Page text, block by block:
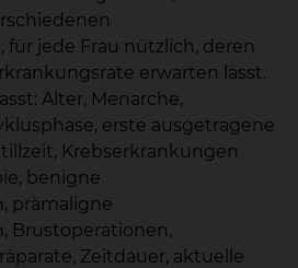
für jede Frau nützlich, deren
erwarten lässt.
Alter, Menarche,
erste ausgetragene
Krebserkrankungen
benigne
prämaligne
Brustoperationen,
Zeitdauer, aktuelle